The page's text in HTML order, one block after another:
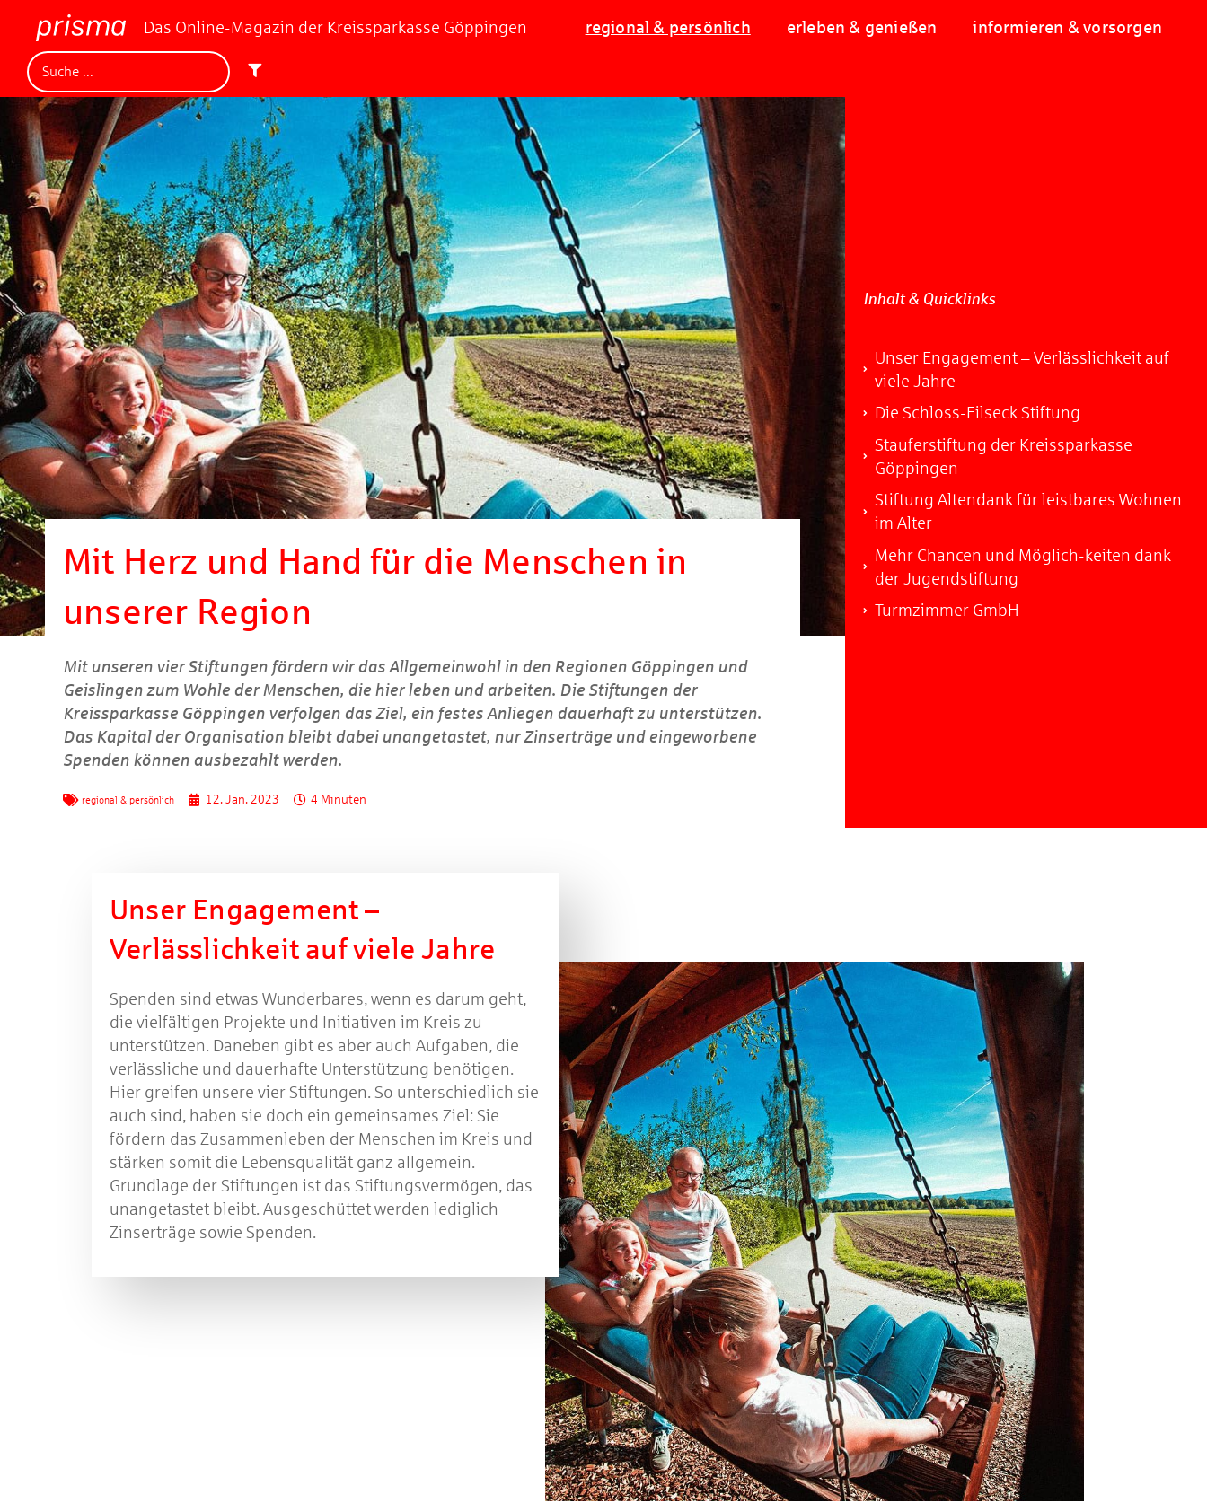
Das Online-Magazin der Kreissparkasse Göppingen regional & persönlich erleben & genießen informieren & vorsorgen
Mit Herz und Hand für die Menschen in
unserer Region
Mit unseren vier Stiftungen fördern wir das Allgemeinwohl in den Regionen Göppingen und
Geislingen zum Wohle der Menschen, die hier leben und arbeiten. Die Stiftungen der
Kreissparkasse Göppingen verfolgen das Ziel, ein festes Anliegen dauerhaft zu unterstützen.
Das Kapital der Organisation bleibt dabei unangetastet, nur Zinserträge und eingeworbene
Spenden können ausbezahlt werden.
regional & persönlich 12. Jan. 2023 4 Minuten
Inhalt & Quicklinks
Unser Engagement – Verlässlichkeit auf
viele Jahre
Die Schloss-Filseck Stiftung
Stauferstiftung der Kreissparkasse
Göppingen
Stiftung Altendank für leistbares Wohnen
im Alter
Mehr Chancen und Möglich-keiten dank
der Jugendstiftung
Turmzimmer GmbH
Unser Engagement –
Verlässlichkeit auf viele Jahre
Spenden sind etwas Wunderbares, wenn es darum geht,
die vielfältigen Projekte und Initiativen im Kreis zu
unterstützen. Daneben gibt es aber auch Aufgaben, die
verlässliche und dauerhafte Unterstützung benötigen.
Hier greifen unsere vier Stiftungen. So unterschiedlich sie
auch sind, haben sie doch ein gemeinsames Ziel: Sie
fördern das Zusammenleben der Menschen im Kreis und
stärken somit die Lebensqualität ganz allgemein.
Grundlage der Stiftungen ist das Stiftungsvermögen, das
unangetastet bleibt. Ausgeschüttet werden lediglich
Zinserträge sowie Spenden.